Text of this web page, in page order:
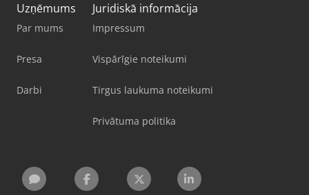
Uzņēmums
Par mums
Presa
Darbi
Juridiskā informācija
Impressum
Vispārīgie noteikumi
Tirgus laukuma noteikumi
Privātuma politika